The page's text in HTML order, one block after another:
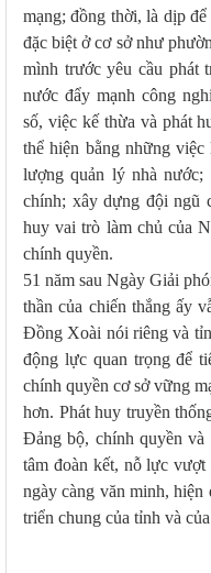
mạng; đồng thời, là dịp
đặc biệt ở cơ sở như
mình trước yêu cầu phát
nước đẩy mạnh công
số, việc kế thừa và phát
thể hiện bằng những
lượng quản lý nhà
chính; xây dựng đội ngũ
huy vai trò làm chủ của
chính quyền.
51 năm sau Ngày Giải
thần của chiến thắng ấy
Đồng Xoài nói riêng và
động lực quan trọng để
chính quyền cơ sở vững
hơn. Phát huy truyền
Đảng bộ, chính quyền
tâm đoàn kết, nỗ lực
ngày càng văn minh, hiện
triển chung của tỉnh và